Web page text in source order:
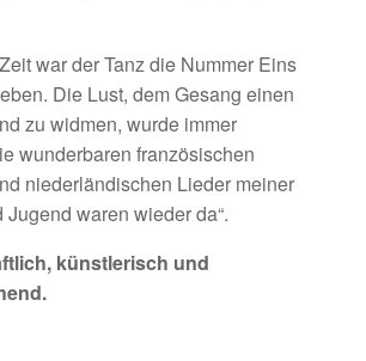
war der Tanz die Nummer Eins
Die Lust, dem Gesang einen
zu widmen, wurde immer
wunderbaren französischen
niederländischen Lieder meiner
waren wieder da“.
künstlerisch und